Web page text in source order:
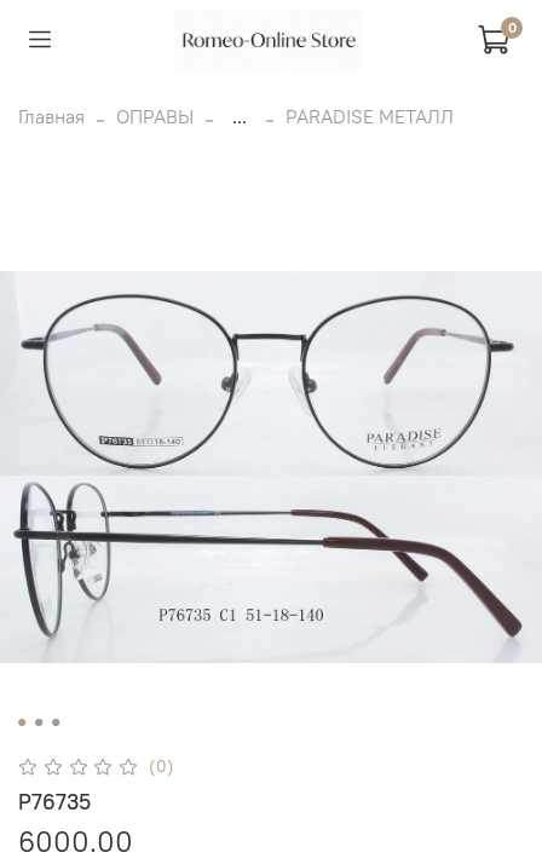
0
Главная ОПРАВЫ ... PARADISE МЕТАЛЛ
(0)
P76735
6000.00